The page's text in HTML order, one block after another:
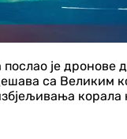
је дронове
са Великим
корала